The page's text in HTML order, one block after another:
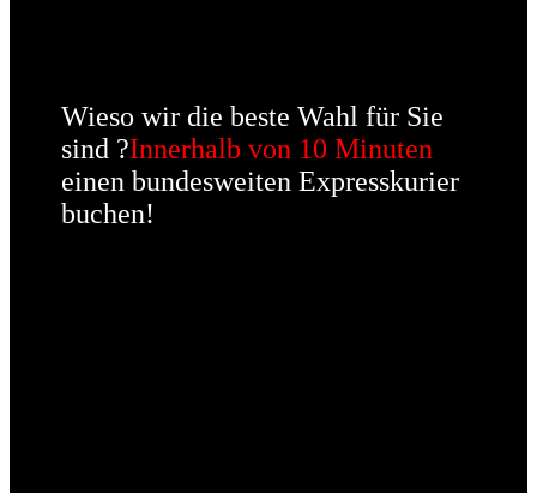
Wieso wir die beste Wahl für Sie
sind ?Innerhalb von 10 Minuten
einen bundesweiten Expresskurier
buchen!